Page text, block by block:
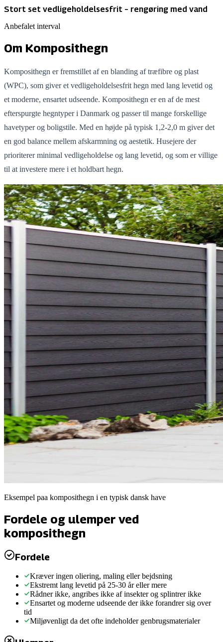
Stort set vedligeholdelsesfrit – rengøring med vand
Anbefalet interval
Om Komposithegn
Komposithegn er fremstillet af en blanding af træfibre og plast
(WPC), som giver et vedligeholdelsesfrit hegn med lang levetid og
et moderne, ensartet udseende. Komposithegn er en af de mest
efterspurgte hegntyper i Danmark og passer til mange forskellige
havetyper og boligstile. Med en højde på typisk 1,2-2,0 m giver det
en god balance mellem afskarmning og aestetik. Husejere der
prioriterer minimal vedligeholdelse og lang levetid, og som er villige
til at investere mere i et holdbart hegn.
Eksempel paa komposithegn i en typisk dansk have
Fordele og ulemper ved
komposithegn
Fordele
Kræver ingen oliering, maling eller bejdsning
Ekstremt lang levetid på 25-30 år eller mere
Rådner ikke, angribes ikke af insekter og splintrer ikke
Ensartet og moderne udseende der ikke forandrer sig over
tid
Miljøvenligt da det ofte indeholder genbrugsmaterialer